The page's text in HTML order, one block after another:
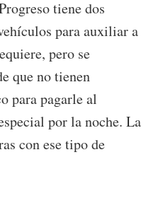
tiene dos
para auxiliar a
pero se
que no tienen
para pagarle al
por la noche. La
con ese tipo de